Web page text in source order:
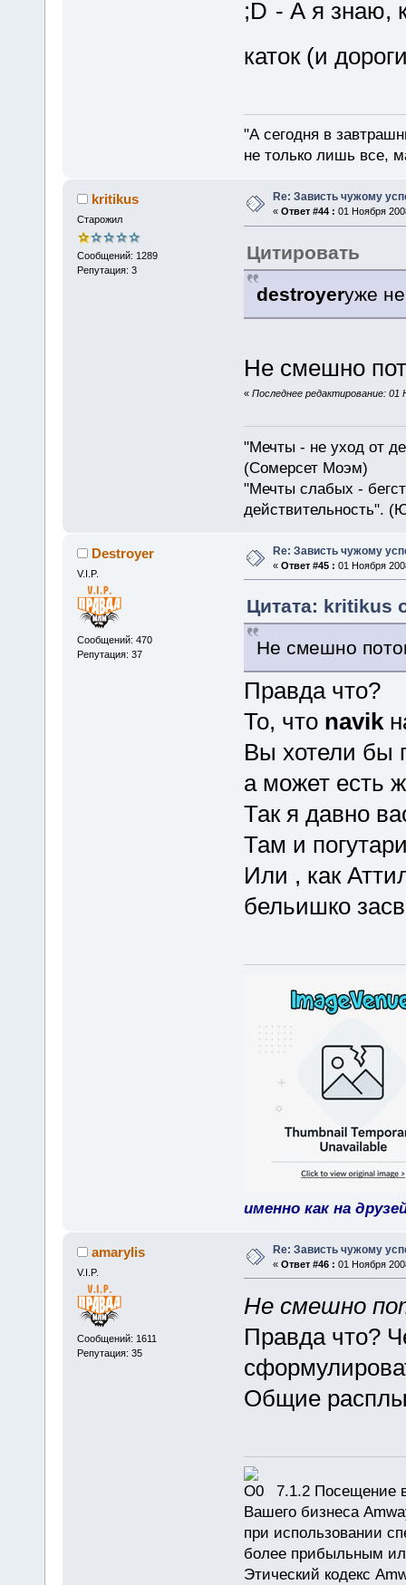
- А я знаю,
каток (и
"А сегодня в
не только лишь все,
kritikus
Старожил
Сообщений: 1289
Репутация: 3
Re: Зависть чужому
« Ответ #44 : 01 Ноября
Цитировать
destroyerуже
Не смешно
« Последнее редактирование: 01
"Мечты - не уход от
(Сомерсет Моэм)
"Мечты слабых -
действительность".
Destroyer
V.I.P.
Сообщений: 470
Репутация: 37
Re: Зависть чужому
« Ответ #45 : 01 Ноября
Цитата: kritikus
Не смешно
Правда что?
То, что navik
Вы хотели бы
а может есть
Так я давно
Там и
Или , как
бельишко
именно как на
amarylis
V.I.P.
Сообщений: 1611
Репутация: 35
Re: Зависть чужому
« Ответ #46 : 01 Ноября
Не смешно
Правда что?
Общие
7.1.2 Посещение
Вашего бизнеса
при использовании
более прибыльным
Этический кодекс